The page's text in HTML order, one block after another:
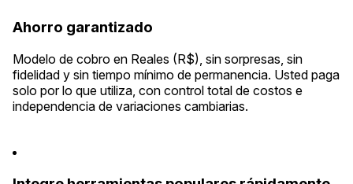
Ahorro garantizado
Modelo de cobro en Reales (R$), sin sorpresas, sin
fidelidad y sin tiempo mínimo de permanencia. Usted paga
solo por lo que utiliza, con control total de costos e
independencia de variaciones cambiarias.